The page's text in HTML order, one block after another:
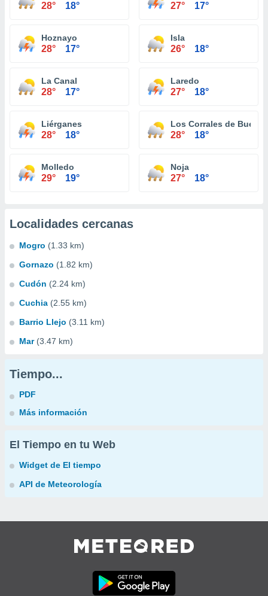
28° 18° 27° 17°
Hoznayo
28° 17°
Isla
26° 18°
La Canal
28° 17°
Laredo
27° 18°
Liérganes
28° 18°
Los Corrales de Buelna
28° 18°
Molledo
29° 19°
Noja
27° 18°
Localidades cercanas
Mogro (1.33 km)
Gornazo (1.82 km)
Cudón (2.24 km)
Cuchia (2.55 km)
Barrio Llejo (3.11 km)
Mar (3.47 km)
Tiempo...
PDF
Más información
El Tiempo en tu Web
Widget de El tiempo
API de Meteorología